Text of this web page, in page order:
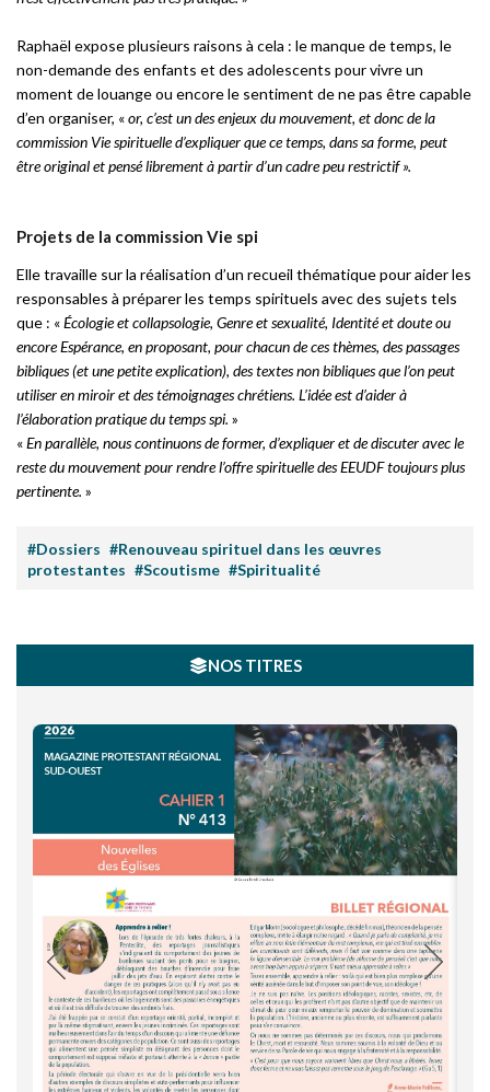
Raphaël expose plusieurs raisons à cela : le manque de temps, le
non-demande des enfants et des adolescents pour vivre un
moment de louange ou encore le sentiment de ne pas être capable
d’en organiser, «or, c’est un des enjeux du mouvement, et donc de la
commission Vie spirituelle d’expliquer que ce temps, dans sa forme, peut
être original et pensé librement à partir d’un cadre peu restrictif ».
Projets de la commission Vie spi
Elle travaille sur la réalisation d’un recueil thématique pour aider les
responsables à préparer les temps spirituels avec des sujets tels
que : «Écologie et collapsologie, Genre et sexualité, Identité et doute ou
encore Espérance, en proposant, pour chacun de ces thèmes, des passages
bibliques (et une petite explication), des textes non bibliques que l’on peut
utiliser en miroir et des témoignages chrétiens. L’idée est d’aider à
l’élaboration pratique du temps spi. »
«En parallèle, nous continuons de former, d’expliquer et de discuter avec le
reste du mouvement pour rendre l’offre spirituelle des EEUDF toujours plus
pertinente. »
#Dossiers #Renouveau spirituel dans les œuvres
protestantes #Scoutisme #Spiritualité
NOS TITRES